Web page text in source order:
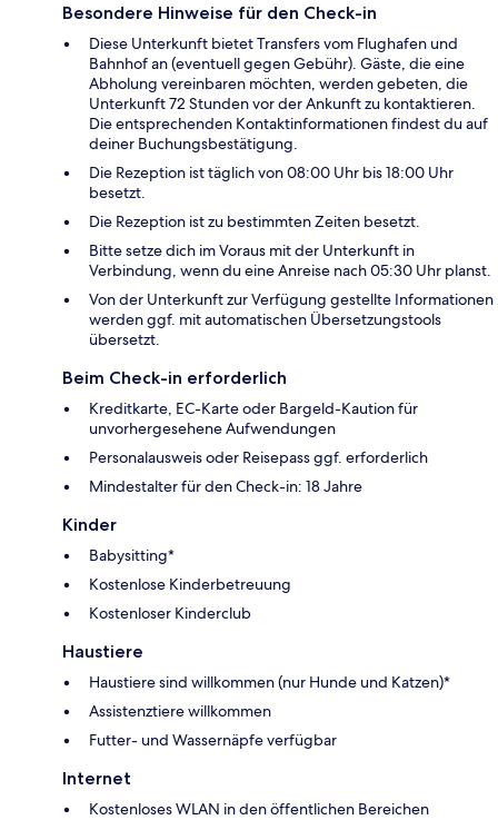
Besondere Hinweise für den Check-in
Diese Unterkunft bietet Transfers vom Flughafen und
Bahnhof an (eventuell gegen Gebühr). Gäste, die eine
Abholung vereinbaren möchten, werden gebeten, die
Unterkunft 72 Stunden vor der Ankunft zu kontaktieren.
Die entsprechenden Kontaktinformationen findest du auf
deiner Buchungsbestätigung.
Die Rezeption ist täglich von 08:00 Uhr bis 18:00 Uhr
besetzt.
Die Rezeption ist zu bestimmten Zeiten besetzt.
Bitte setze dich im Voraus mit der Unterkunft in
Verbindung, wenn du eine Anreise nach 05:30 Uhr planst.
Von der Unterkunft zur Verfügung gestellte Informationen
werden ggf. mit automatischen Übersetzungstools
übersetzt.
Beim Check-in erforderlich
Kreditkarte, EC-Karte oder Bargeld-Kaution für
unvorhergesehene Aufwendungen
Personalausweis oder Reisepass ggf. erforderlich
Mindestalter für den Check-in: 18 Jahre
Kinder
Babysitting*
Kostenlose Kinderbetreuung
Kostenloser Kinderclub
Haustiere
Haustiere sind willkommen (nur Hunde und Katzen)*
Assistenztiere willkommen
Futter- und Wassernäpfe verfügbar
Internet
Kostenloses WLAN in den öffentlichen Bereichen